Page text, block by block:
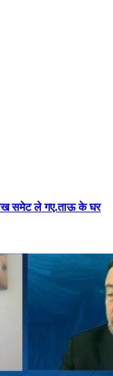
समेट ले गए.ताऊ के घर